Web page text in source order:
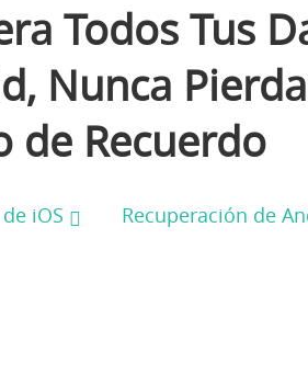
Todos Tus
Nunca
de Recuerdo
iOS Recuperación de